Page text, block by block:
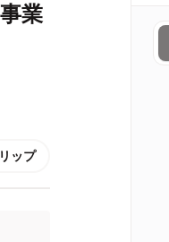
業
ップ